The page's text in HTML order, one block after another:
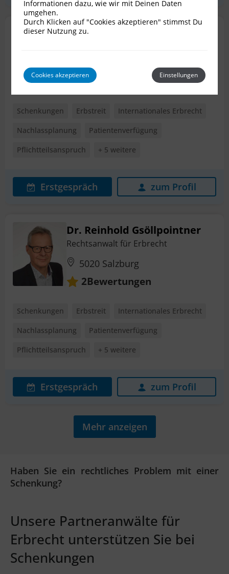
Mag. Stefan Traxler
2340 Mödling
Schenkungen Erbstreit
Internationales Erbrecht
Nachlassplanung
Patientenverfügung
Pflichtteilsanspruch
+ 5 weitere
Erstgespräch zum Profil
Dr. Reinhold Gsöllpointner
Rechtsanwalt für Erbrecht
5020 Salzburg
2Bewertungen
Schenkungen Erbstreit
Internationales Erbrecht
Nachlassplanung
Patientenverfügung
Pflichtteilsanspruch
+ 5 weitere
Erstgespräch zum Profil
Mehr anzeigen
Haben Sie ein rechtliches Problem mit einer
Schenkung?
Unsere Partneranwälte für
Erbrecht unterstützen Sie bei
Schenkungen
Informationen dazu, wie wir mit Deinen Daten
umgehen.
Durch Klicken auf "Cookies akzeptieren" stimmst Du
dieser Nutzung zu.
Cookies akzeptieren Einstellungen